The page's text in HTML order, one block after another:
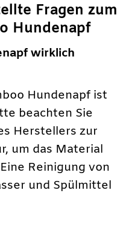
Fragen zum
Hundenapf
wirklich
Hundenapf ist
beachten Sie
Herstellers zur
um das Material
Reinigung von
und Spülmittel